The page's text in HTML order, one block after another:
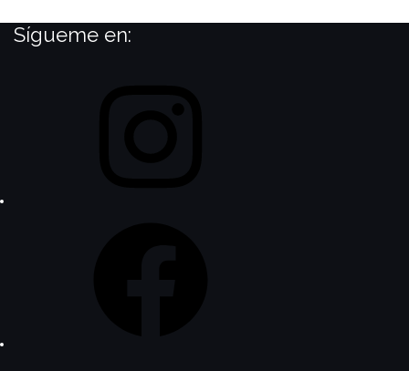
Sígueme en: